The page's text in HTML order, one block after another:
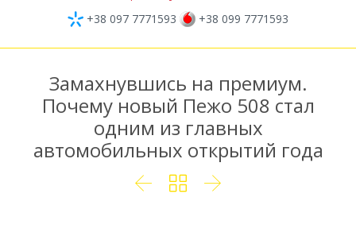
+38 097 7771593 +38 099 7771593
Замахнувшись на премиум.
Почему новый Пежо 508 стал
одним из главных
автомобильных открытий года
  